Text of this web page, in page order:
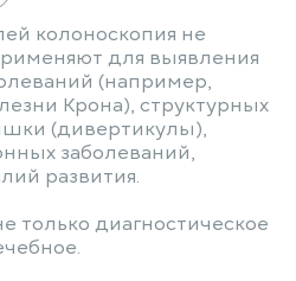
колоноскопия не
для выявления
(например,
Крона), структурных
(дивертикулы),
заболеваний,
развития.
только диагностическое